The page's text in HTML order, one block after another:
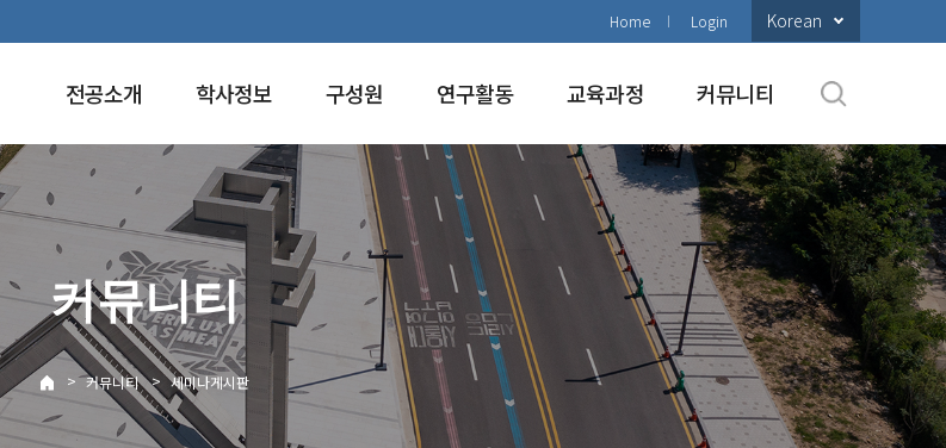
Home Login Korean
전공소개 학사정보 구성원 연구활동 교육과정 커뮤니티
커뮤니티
> 커뮤니티 > 세미나게시판